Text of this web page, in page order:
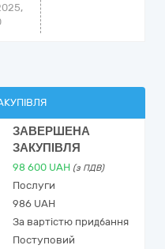
ЗАВЕРШЕНА
ЗАКУПІВЛЯ
98 600 UAH (з ПДВ)
Послуги
986 UAH
За вартістю придбання
Поступовий